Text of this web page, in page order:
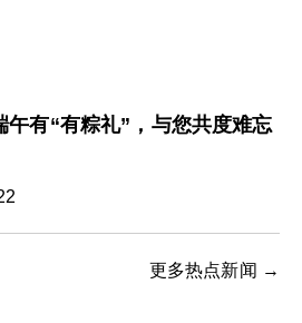
午有“有粽礼”，与您共度难忘
更多热点新闻 →